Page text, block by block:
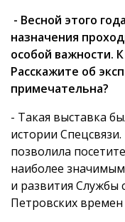
- Весной этого
назначения
особой важности.
Расскажите об
примечательна?
- Такая выставка
истории
позволила
наиболее
и развития Службы
Петровских